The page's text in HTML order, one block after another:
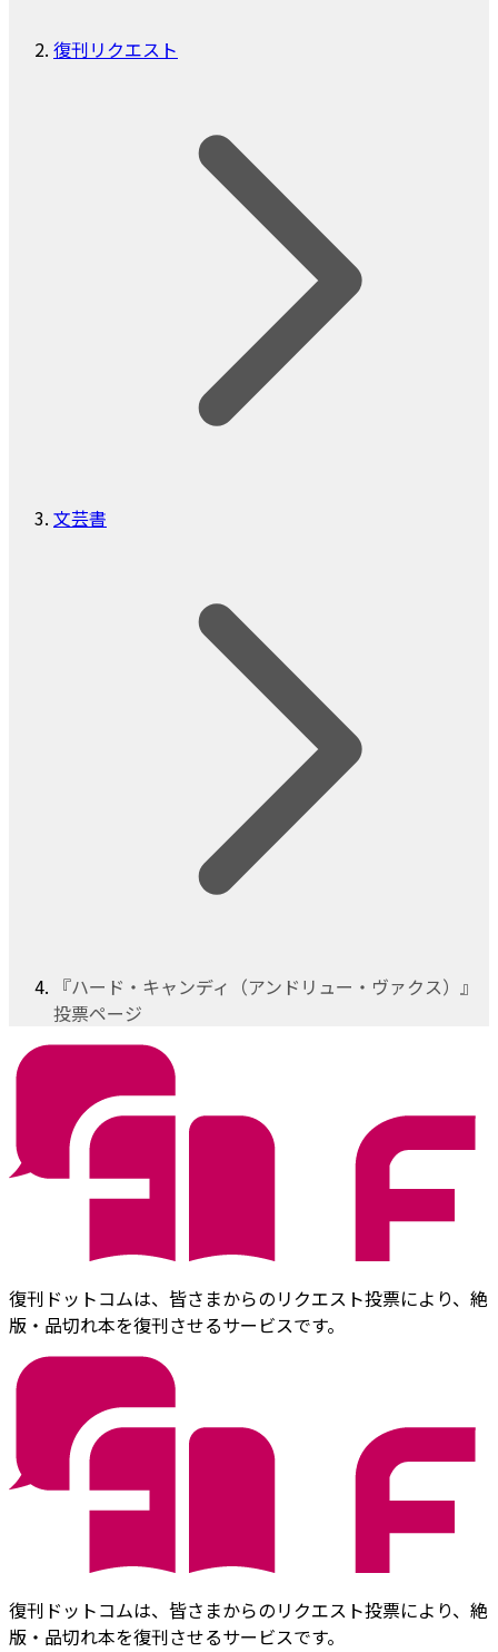
復刊リクエスト
文芸書
『ハード・キャンディ（アンドリュー・ヴァクス）』
投票ページ
復刊ドットコムは、皆さまからのリクエスト投票により、絶
版・品切れ本を復刊させるサービスです。
復刊ドットコムは、皆さまからのリクエスト投票により、絶
版・品切れ本を復刊させるサービスです。